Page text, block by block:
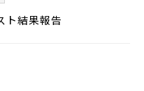
ト結果報告